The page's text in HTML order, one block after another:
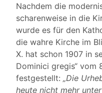
Nachdem die
scharenweise in die
wurde es für den
die wahre Kirche im
X. hat schon 1907 in
Dominici gregis“ vom
festgestellt: „Die
heute nicht mehr